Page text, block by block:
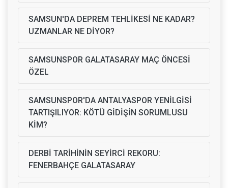
SAMSUN'DA DEPREM TEHLİKESİ NE KADAR?
UZMANLAR NE DİYOR?
SAMSUNSPOR GALATASARAY MAÇ ÖNCESİ
ÖZEL
SAMSUNSPOR'DA ANTALYASPOR YENİLGİSİ
TARTIŞILIYOR: KÖTÜ GİDİŞİN SORUMLUSU
KİM?
DERBİ TARİHİNİN SEYİRCİ REKORU:
FENERBAHÇE GALATASARAY